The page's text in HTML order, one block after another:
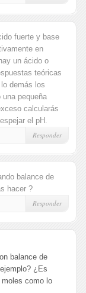
fuerte y base
en
un ácido o
teóricas
demás los
pequeña
calcularás
el pH.
Responder
balance de
hacer ?
Responder
balance de
¿Es
como lo